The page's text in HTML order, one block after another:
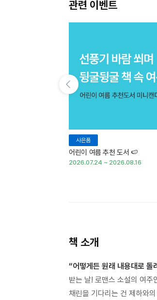
관련 이벤트
사은품
어린이 여름 추천 도서 🍉
2026.07.24 ~ 2026.08.16
책 소개
“어떻게든 원래 내용대로 돌
받는 날! 로맨스 소설의 여주
채린을 기다리는 건 제하와